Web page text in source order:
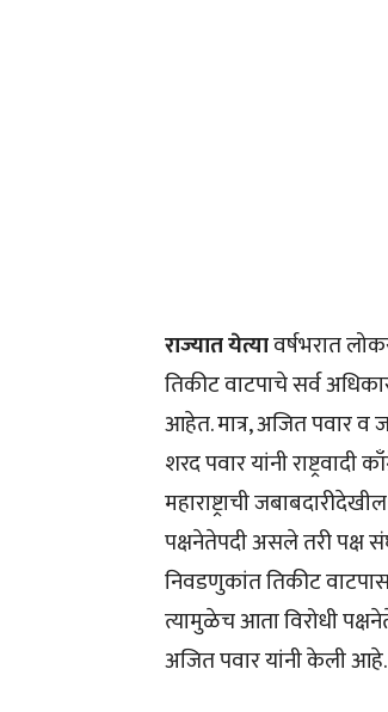
राज्यात येत्यावर्षभरात
तिकीट वाटपाचे सर्व
आहेत. मात्र, अजित पवार
शरद पवार यांनी राष्ट्रवादी
महाराष्ट्राची
पक्षनेतेपदी असले तरी पक्ष
निवडणुकांत तिकीट
त्यामुळेच आता विरोधी
अजित पवार यांनी केली आहे.